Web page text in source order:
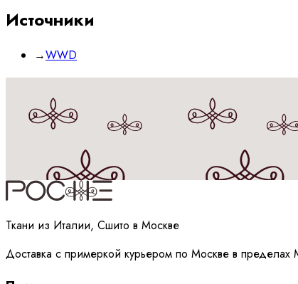
Источники
→WWD
Принимаюполитикуобработки данных
Ткани из Италии, Сшито в Москве
Доставка с примеркой курьером по Москве в